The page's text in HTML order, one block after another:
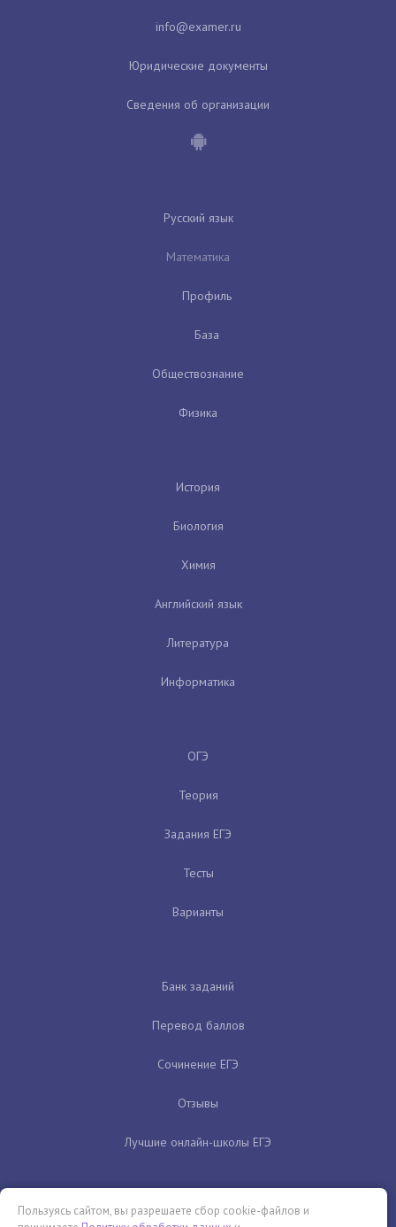
Юридические документы
Сведения об организации
Русский язык
Математика
Профиль
База
Обществознание
Физика
История
Биология
Химия
Английский язык
Литература
Информатика
ОГЭ
Теория
Задания ЕГЭ
Тесты
Варианты
Банк заданий
Перевод баллов
Сочинение ЕГЭ
Отзывы
Лучшие онлайн-школы ЕГЭ
Пользуясь сайтом, вы разрешаете сбор cookie-файлов и